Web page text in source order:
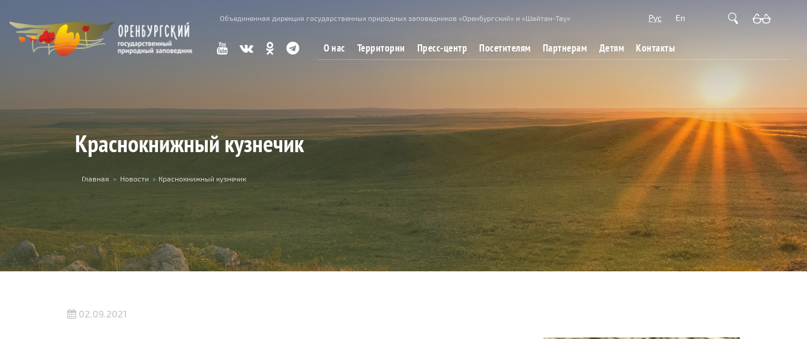
Объединенная дирекция государственных природных заповедников «Оренбургский» и «Шайтан-Тау» Рус En
О нас Территории Пресс-центр Посетителям Партнерам Детям Контакты
Краснокнижный кузнечик
Вы здесь
Главная » Новости » Краснокнижный кузнечик
02.09.2021